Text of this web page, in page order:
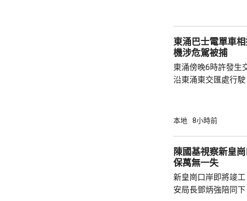
泳池持牌人提出檢控。 食環署表示，今
上月底，對逾1400
東涌巴士電單車相撞
機涉危駕被捕
東涌傍晚6時許發生
沿東涌東交匯處行
體多處受傷，昏迷送
往沙田的路線E42巴
駕駛職務，派員到
方調查事故原因。
本地 8小時前
陳國基視察新皇
保萬無一失
新皇崗口岸即將竣
安局長鄧炳強陪同